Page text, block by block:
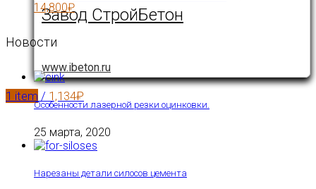
Завод СтройБетон
www.ibeton.ru
1 item / 1,134₽
14,800₽
Новости
Особенности лазерной резки оцинковки.
25 марта, 2020
Нарезаны детали силосов цемента